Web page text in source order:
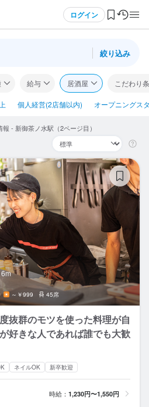
ログイン
無料会員登録 絞り込み
給与 居酒屋 こだわり
個人経営(2店舗以内) オープニングス
- 新御茶ノ水駅（2ページ目）
～￥999 45席
抜群のモツを使った料理が自
好きな人であれば誰でも大歓
ネイルOK 新卒歓迎
時給： 1,230円〜1,550円